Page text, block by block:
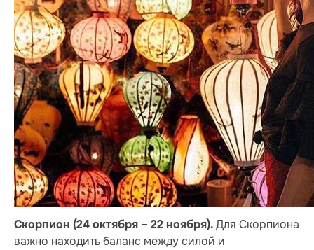
Скорпион (24 октября – 22 ноября). Для Скорпиона
важно находить баланс между силой и